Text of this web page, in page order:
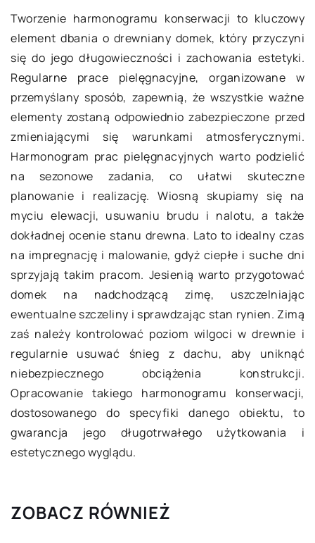
Tworzenie harmonogramu konserwacji to kluczowy
element dbania o drewniany domek, który przyczyni
się do jego długowieczności i zachowania estetyki.
Regularne prace pielęgnacyjne, organizowane w
przemyślany sposób, zapewnią, że wszystkie ważne
elementy zostaną odpowiednio zabezpieczone przed
zmieniającymi się warunkami atmosferycznymi.
Harmonogram prac pielęgnacyjnych warto podzielić
na sezonowe zadania, co ułatwi skuteczne
planowanie i realizację. Wiosną skupiamy się na
myciu elewacji, usuwaniu brudu i nalotu, a także
dokładnej ocenie stanu drewna. Lato to idealny czas
na impregnację i malowanie, gdyż ciepłe i suche dni
sprzyjają takim pracom. Jesienią warto przygotować
domek na nadchodzącą zimę, uszczelniając
ewentualne szczeliny i sprawdzając stan rynien. Zimą
zaś należy kontrolować poziom wilgoci w drewnie i
regularnie usuwać śnieg z dachu, aby uniknąć
niebezpiecznego obciążenia konstrukcji.
Opracowanie takiego harmonogramu konserwacji,
dostosowanego do specyfiki danego obiektu, to
gwarancja jego długotrwałego użytkowania i
estetycznego wyglądu.
ZOBACZ RÓWNIEŻ